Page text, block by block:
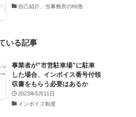
自己紹介、当事務所の特徴
いる記事
事業者が”市営駐車場”に駐車
した場合、インボイス番号付領
収書をもらう必要はあるか
2023年5月11日
インボイス制度